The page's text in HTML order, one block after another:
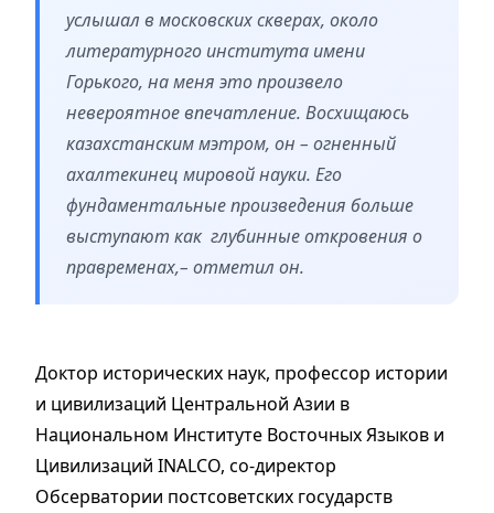
услышал в московских скверах, около
литературного института имени
Горького, на меня это произвело
невероятное впечатление. Восхищаюсь
казахстанским мэтром, он – огненный
ахалтекинец мировой науки. Его
фундаментальные произведения больше
выступают как глубинные откровения о
правременах,– отметил он.
Доктор исторических наук, профессор истории
и цивилизаций Центральной Азии в
Национальном Институте Восточных Языков и
Цивилизаций INALCO, со-директор
Обсерватории постсоветских государств